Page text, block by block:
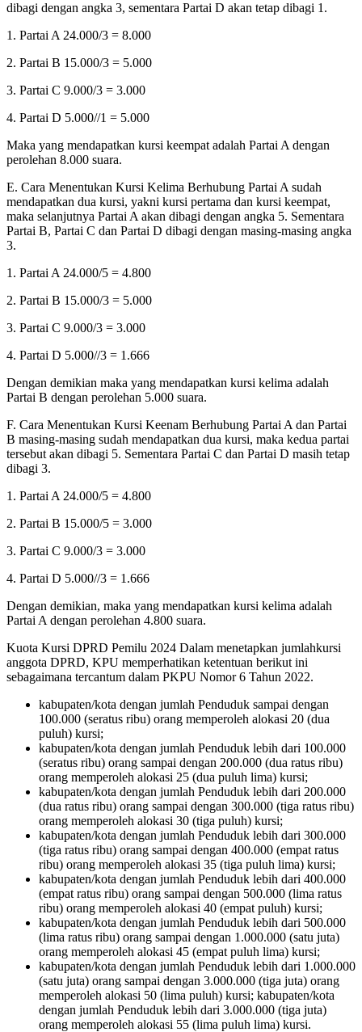
dibagi dengan angka 3, sementara Partai D akan tetap dibagi 1.
1. Partai A 24.000/3 = 8.000
2. Partai B 15.000/3 = 5.000
3. Partai C 9.000/3 = 3.000
4. Partai D 5.000//1 = 5.000
Maka yang mendapatkan kursi keempat adalah Partai A dengan
perolehan 8.000 suara.
E. Cara Menentukan Kursi Kelima Berhubung Partai A sudah
mendapatkan dua kursi, yakni kursi pertama dan kursi keempat,
maka selanjutnya Partai A akan dibagi dengan angka 5. Sementara
Partai B, Partai C dan Partai D dibagi dengan masing-masing angka
3.
1. Partai A 24.000/5 = 4.800
2. Partai B 15.000/3 = 5.000
3. Partai C 9.000/3 = 3.000
4. Partai D 5.000//3 = 1.666
Dengan demikian maka yang mendapatkan kursi kelima adalah
Partai B dengan perolehan 5.000 suara.
F. Cara Menentukan Kursi Keenam Berhubung Partai A dan Partai
B masing-masing sudah mendapatkan dua kursi, maka kedua partai
tersebut akan dibagi 5. Sementara Partai C dan Partai D masih tetap
dibagi 3.
1. Partai A 24.000/5 = 4.800
2. Partai B 15.000/5 = 3.000
3. Partai C 9.000/3 = 3.000
4. Partai D 5.000//3 = 1.666
Dengan demikian, maka yang mendapatkan kursi kelima adalah
Partai A dengan perolehan 4.800 suara.
Kuota Kursi DPRD Pemilu 2024 Dalam menetapkan jumlahkursi
anggota DPRD, KPU memperhatikan ketentuan berikut ini
sebagaimana tercantum dalam PKPU Nomor 6 Tahun 2022.
kabupaten/kota dengan jumlah Penduduk sampai dengan
100.000 (seratus ribu) orang memperoleh alokasi 20 (dua
puluh) kursi;
kabupaten/kota dengan jumlah Penduduk lebih dari 100.000
(seratus ribu) orang sampai dengan 200.000 (dua ratus ribu)
orang memperoleh alokasi 25 (dua puluh lima) kursi;
kabupaten/kota dengan jumlah Penduduk lebih dari 200.000
(dua ratus ribu) orang sampai dengan 300.000 (tiga ratus ribu)
orang memperoleh alokasi 30 (tiga puluh) kursi;
kabupaten/kota dengan jumlah Penduduk lebih dari 300.000
(tiga ratus ribu) orang sampai dengan 400.000 (empat ratus
ribu) orang memperoleh alokasi 35 (tiga puluh lima) kursi;
kabupaten/kota dengan jumlah Penduduk lebih dari 400.000
(empat ratus ribu) orang sampai dengan 500.000 (lima ratus
ribu) orang memperoleh alokasi 40 (empat puluh) kursi;
kabupaten/kota dengan jumlah Penduduk lebih dari 500.000
(lima ratus ribu) orang sampai dengan 1.000.000 (satu juta)
orang memperoleh alokasi 45 (empat puluh lima) kursi;
kabupaten/kota dengan jumlah Penduduk lebih dari 1.000.000
(satu juta) orang sampai dengan 3.000.000 (tiga juta) orang
memperoleh alokasi 50 (lima puluh) kursi; kabupaten/kota
dengan jumlah Penduduk lebih dari 3.000.000 (tiga juta)
orang memperoleh alokasi 55 (lima puluh lima) kursi.